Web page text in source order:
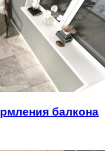
балкона